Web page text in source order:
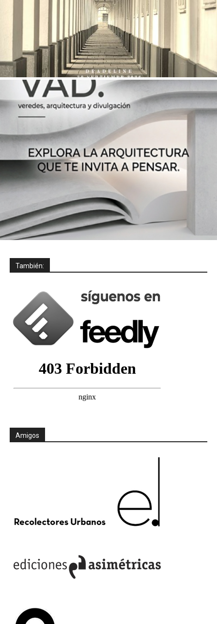
También:
Amigos